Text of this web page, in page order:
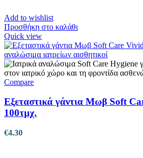
Add to wishlist
Προσθήκη στο καλάθι
Quick view
Compare
Εξεταστικά γάντια Μωβ Soft
100τμχ.
€4.30